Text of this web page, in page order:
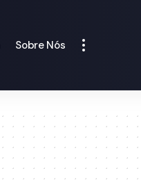
Sobre Nós